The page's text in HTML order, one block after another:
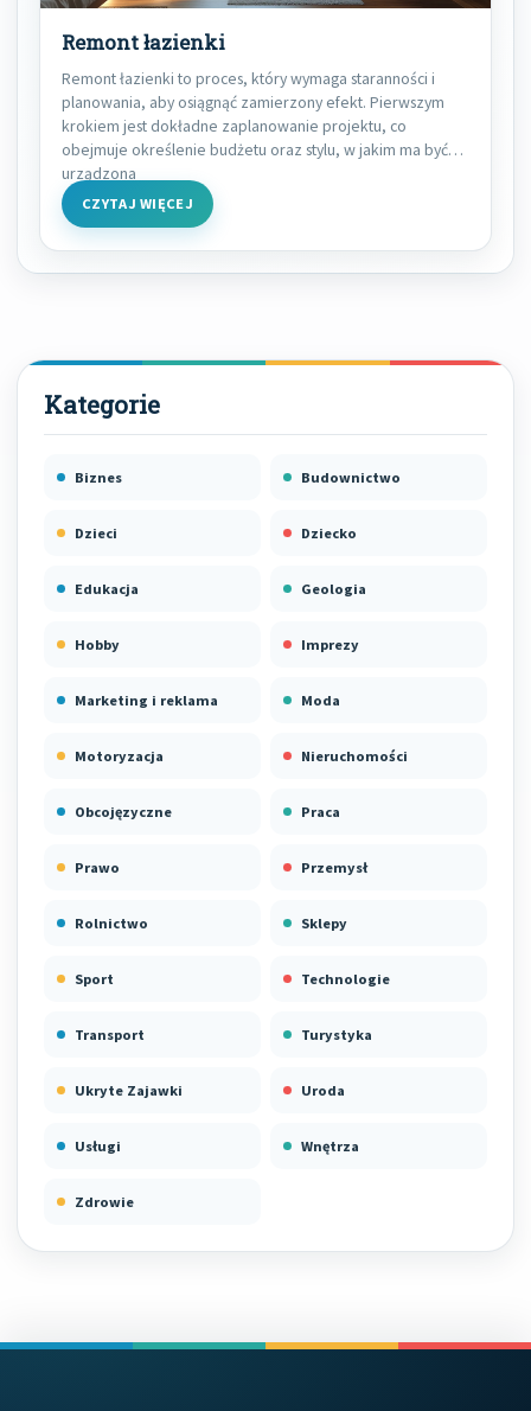
Remont łazienki
Remont łazienki to proces, który wymaga staranności i
planowania, aby osiągnąć zamierzony efekt. Pierwszym
krokiem jest dokładne zaplanowanie projektu, co
obejmuje określenie budżetu oraz stylu, w jakim ma być
urządzona
CZYTAJ WIĘCEJ
Biznes Budownictwo
Dzieci Dziecko
Edukacja Geologia
Hobby Imprezy
Marketing i reklama Moda
Motoryzacja Nieruchomości
Obcojęzyczne Praca
Prawo Przemysł
Rolnictwo Sklepy
Sport Technologie
Transport Turystyka
Ukryte Zajawki Uroda
Usługi Wnętrza
Zdrowie